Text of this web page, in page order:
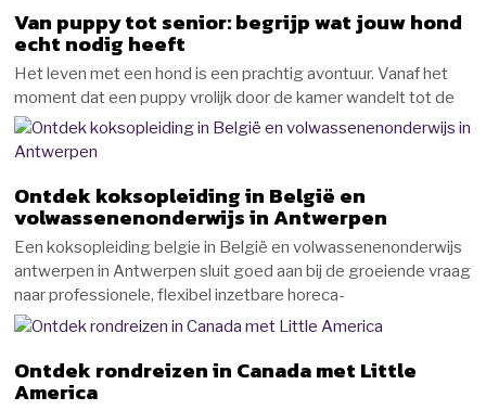
Van puppy tot senior: begrijp wat jouw hond
echt nodig heeft
Het leven met een hond is een prachtig avontuur. Vanaf het
moment dat een puppy vrolijk door de kamer wandelt tot de
Ontdek koksopleiding in België en
volwassenenonderwijs in Antwerpen
Een koksopleiding belgie in België en volwassenenonderwijs
antwerpen in Antwerpen sluit goed aan bij de groeiende vraag
naar professionele, flexibel inzetbare horeca-
Ontdek rondreizen in Canada met Little
America